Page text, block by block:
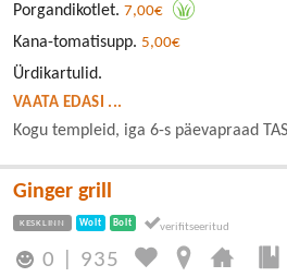
Porgandikotlet. 7,00€
Kana-tomatisupp. 5,00€
Ürdikartulid.
VAATA EDASI ...
Kogu templeid, iga 6-s päevapraad
Ginger grill
KESKLINN Wolt Bolt
0 935